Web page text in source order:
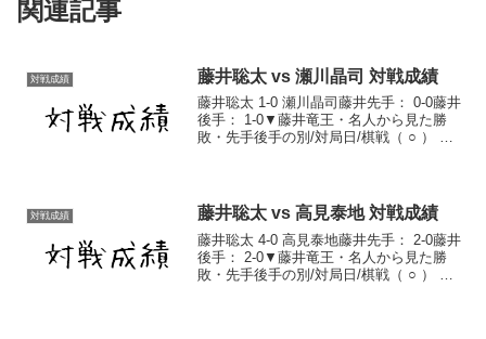
関連記事
対戦成績 藤井聡太 vs 瀬川晶司 対戦成績
藤井聡太 1-0 瀬川晶司藤井先手： 0-0藤井
後手： 1-0▼藤井竜王・名人から見た勝
敗・先手後手の別/対局日/棋戦（ ○ ） 後
対戦成績 藤井聡太 vs 高見泰地 対戦成績
藤井聡太 4-0 高見泰地藤井先手： 2-0藤井
後手： 2-0▼藤井竜王・名人から見た勝
敗・先手後手の別/対局日/棋戦（ ○ ） 後